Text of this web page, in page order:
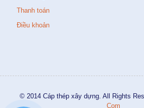
Thanh toán
Điều khoản
© 2014 Cáp thép xây dựng. All Rights
Com